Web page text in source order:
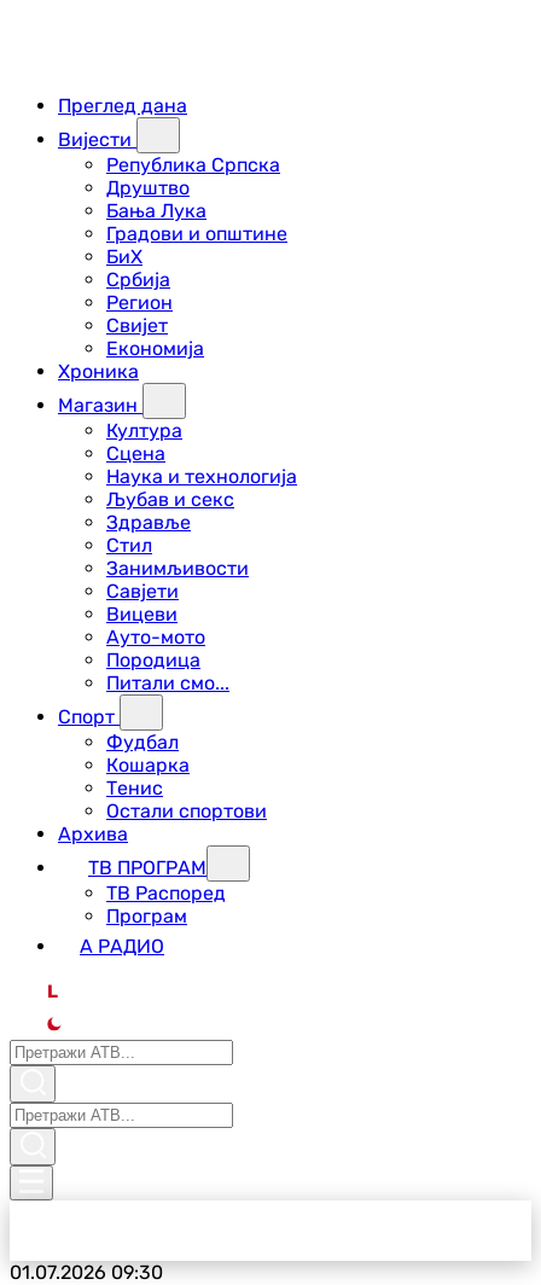
Преглед дана
Вијести
Република Српска
Друштво
Бања Лука
Градови и општине
БиХ
Србија
Регион
Свијет
Економија
Хроника
Магазин
Култура
Сцена
Наука и технологија
Љубав и секс
Здравље
Стил
Занимљивости
Савјети
Вицеви
Ауто-мото
Породица
Питали смо...
Спорт
Фудбал
Кошарка
Тенис
Остали спортови
Архива
ТВ ПРОГРАМ
ТВ Распоред
Програм
А РАДИО
L
01.07.202609:30